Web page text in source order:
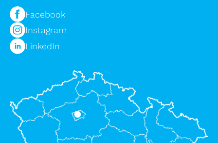
Facebook
Instagram
LinkedIn